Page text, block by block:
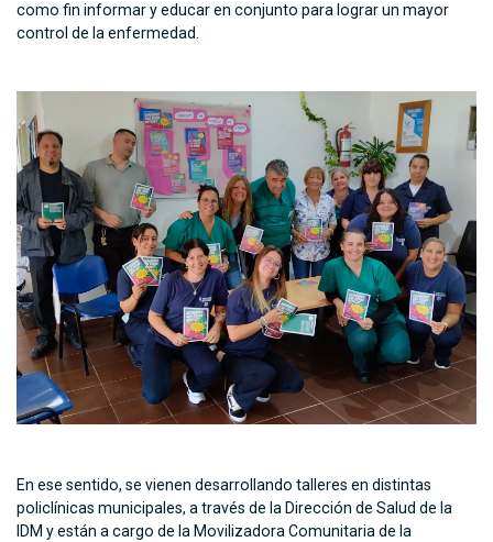
como fin informar y educar en conjunto para lograr un mayor
control de la enfermedad.
En ese sentido, se vienen desarrollando talleres en distintas
policlínicas municipales, a través de la Dirección de Salud de la
IDM y están a cargo de la Movilizadora Comunitaria de la